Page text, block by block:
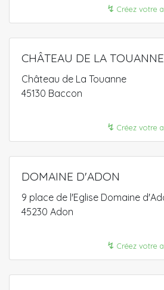
↯ Créez votre
CHÂTEAU DE LA TOUANNE
Château de La Touanne
45130 Baccon
↯ Créez votre
DOMAINE D'ADON
9 place de l'Eglise Domaine
45230 Adon
↯ Créez votre